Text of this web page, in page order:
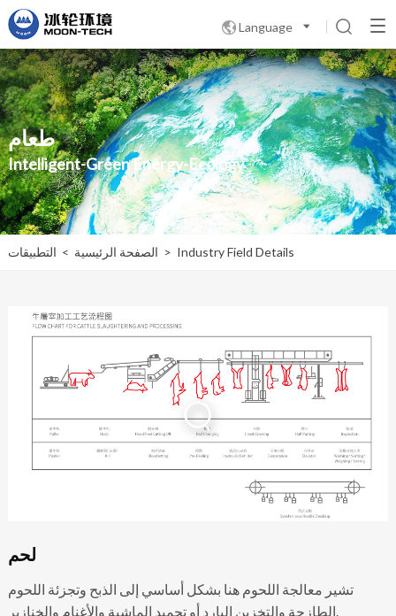
Language 
طعام
Intelligent-Green Energy-Ecology
الصفحة الرئيسية > التطبيقات > Industry Field Details
لحم
تشير معالجة اللحوم هنا بشكل أساسي إلى الذبح وتجزئة اللحوم
الطازجة والتخزين البارد أو تجميد الماشية والأغنام والخنازير.